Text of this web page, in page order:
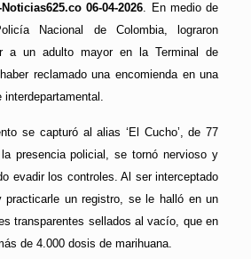
06-04-2026. En medio de
Nacional de Colombia, lograron
a un adulto mayor en la Terminal de
reclamado una encomienda en una
interdepartamental.
se capturó al alias ‘El Cucho’, de 77
presencia policial, se tornó nervioso y
evadir los controles. Al ser interceptado
practicarle un registro, se le halló en un
transparentes sellados al vacío, que en
de 4.000 dosis de marihuana.